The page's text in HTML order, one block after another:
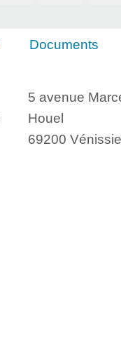
Documents
5 avenue
Houel
69200